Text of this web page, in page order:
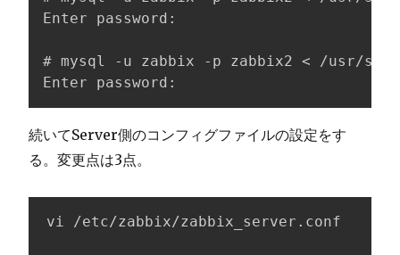
Enter password:
# mysql -u zabbix -p zabbix2 < /usr/
Enter password:
続いてServer側のコンフィグファイルの設定をす
る。変更点は3点。
vi /etc/zabbix/zabbix_server.conf